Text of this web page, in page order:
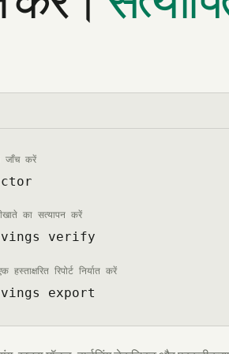
जाँच करें
का सत्यापन करें
verify
रिपोर्ट निर्यात करें
export